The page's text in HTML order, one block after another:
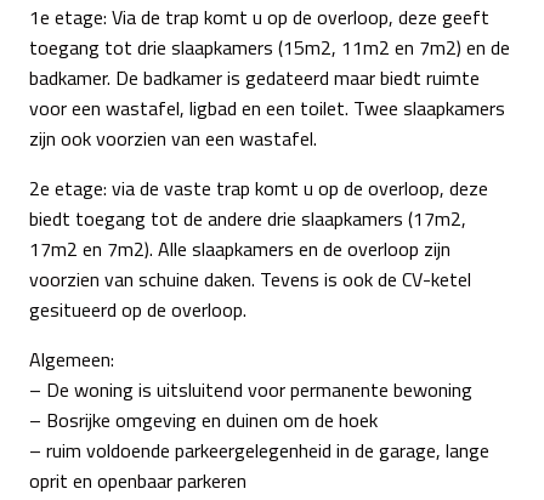
1e etage: Via de trap komt u op de overloop, deze geeft
toegang tot drie slaapkamers (15m2, 11m2 en 7m2) en de
badkamer. De badkamer is gedateerd maar biedt ruimte
voor een wastafel, ligbad en een toilet. Twee slaapkamers
zijn ook voorzien van een wastafel.
2e etage: via de vaste trap komt u op de overloop, deze
biedt toegang tot de andere drie slaapkamers (17m2,
17m2 en 7m2). Alle slaapkamers en de overloop zijn
voorzien van schuine daken. Tevens is ook de CV-ketel
gesitueerd op de overloop.
Algemeen:
– De woning is uitsluitend voor permanente bewoning
– Bosrijke omgeving en duinen om de hoek
– ruim voldoende parkeergelegenheid in de garage, lange
oprit en openbaar parkeren